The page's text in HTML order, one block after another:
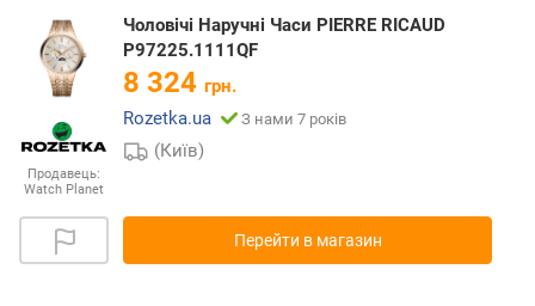
Продавець:
Watch Planet
Чоловічі Наручні Часи PIERRE RICAUD
P97225.1111QF
8 324 грн.
Rozetka.ua
З нами 7 років
(Київ)
Перейти в магазин